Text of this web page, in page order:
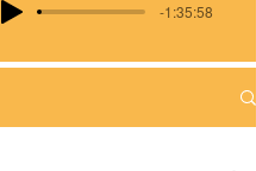
-1:35:58